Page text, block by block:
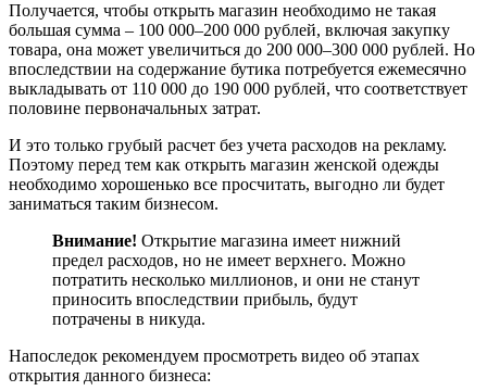
Получается, чтобы открыть магазин необходимо не такая
большая сумма – 100 000–200 000 рублей, включая закупку
товара, она может увеличиться до 200 000–300 000 рублей. Но
впоследствии на содержание бутика потребуется ежемесячно
выкладывать от 110 000 до 190 000 рублей, что соответствует
половине первоначальных затрат.
И это только грубый расчет без учета расходов на рекламу.
Поэтому перед тем как открыть магазин женской одежды
необходимо хорошенько все просчитать, выгодно ли будет
заниматься таким бизнесом.
Внимание! Открытие магазина имеет нижний
предел расходов, но не имеет верхнего. Можно
потратить несколько миллионов, и они не станут
приносить впоследствии прибыль, будут
потрачены в никуда.
Напоследок рекомендуем просмотреть видео об этапах
открытия данного бизнеса: